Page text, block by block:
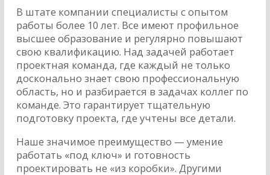
В штате компании специалисты с опытом
работы более 10 лет. Все имеют профильное
высшее образование и регулярно повышают
свою квалификацию. Над задачей работает
проектная команда, где каждый не только
досконально знает свою профессиональную
область, но и разбирается в задачах коллег по
команде. Это гарантирует тщательную
подготовку проекта, где учтены все детали.
Наше значимое преимущество — умение
работать «под ключ» и готовность
проектировать не «из коробки». Другими